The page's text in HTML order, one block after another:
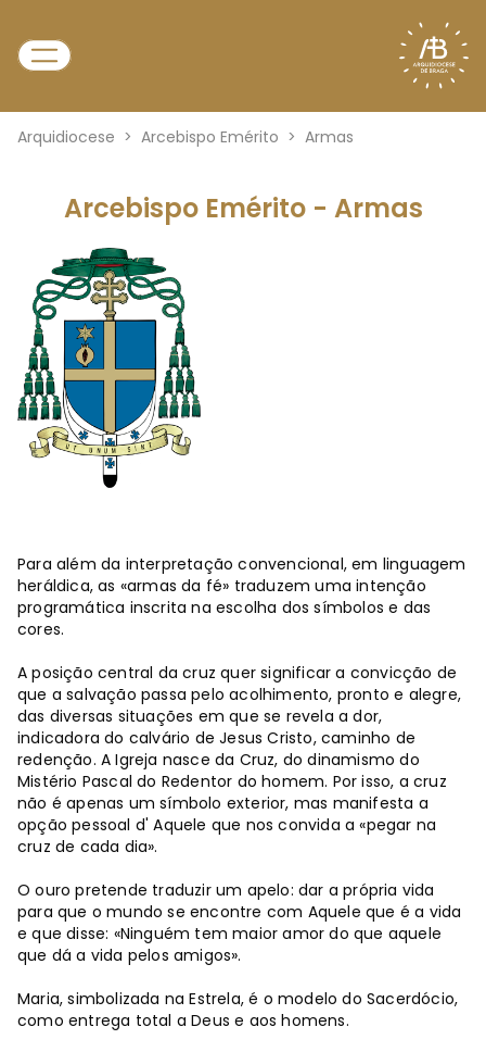
Arquidiocese > Arcebispo Emérito > Armas
Arcebispo Emérito - Armas
Para além da interpretação convencional, em linguagem
heráldica, as «armas da fé» traduzem uma intenção
programática inscrita na escolha dos símbolos e das
cores.
A posição central da cruz quer significar a convicção de
que a salvação passa pelo acolhimento, pronto e alegre,
das diversas situações em que se revela a dor,
indicadora do calvário de Jesus Cristo, caminho de
redenção. A Igreja nasce da Cruz, do dinamismo do
Mistério Pascal do Redentor do homem. Por isso, a cruz
não é apenas um símbolo exterior, mas manifesta a
opção pessoal d' Aquele que nos convida a «pegar na
cruz de cada dia».
O ouro pretende traduzir um apelo: dar a própria vida
para que o mundo se encontre com Aquele que é a vida
e que disse: «Ninguém tem maior amor do que aquele
que dá a vida pelos amigos».
Maria, simbolizada na Estrela, é o modelo do Sacerdócio,
como entrega total a Deus e aos homens.